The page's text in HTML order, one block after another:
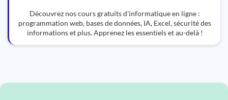
Découvrez nos cours gratuits d'informatique en ligne :
programmation web, bases de données, IA, Excel, sécurité des
informations et plus. Apprenez les essentiels et au-delà !